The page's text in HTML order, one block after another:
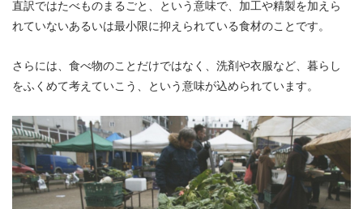
直訳ではたべものまるごと、という意味で、加工や精製を加えら
れていないあるいは最小限に抑えられている食材のことです。
さらには、食べ物のことだけではなく、洗剤や衣服など、暮らし
をふくめて考えていこう、という意味が込められています。